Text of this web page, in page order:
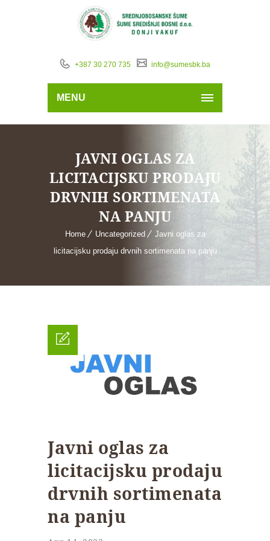
+387 30 270 735 info@sumesbk.ba
MENU
JAVNI OGLAS ZA
LICITACIJSKU PRODAJU
DRVNIH SORTIMENATA
NA PANJU
Home Uncategorized
Javni oglas za
licitacijsku prodaju drvnih sortimenata na panju
Javni oglas za
licitacijsku prodaju
drvnih sortimenata
na panju